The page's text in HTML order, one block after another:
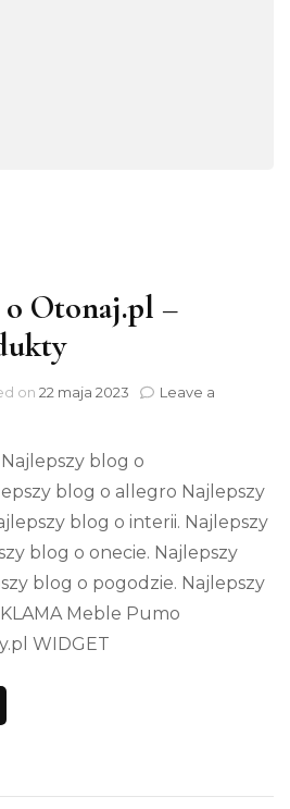
o Otonaj.pl –
on 22 maja 2023
Leave a
blog o
blog o allegro Najlepszy
blog o interii. Najlepszy
blog o onecie. Najlepszy
blog o pogodzie. Najlepszy
Meble Pumo
WIDGET